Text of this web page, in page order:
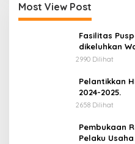
Most View Post
Fasilitas
dikeluhkan
Siapa.
2990 Dilihat
Pelantikkan
2024-2025.
2658 Dilihat
Pembukaan
Pelaku